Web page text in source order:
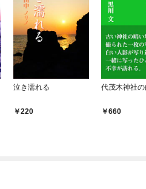
泣き濡れる
220
代茂木神社
660